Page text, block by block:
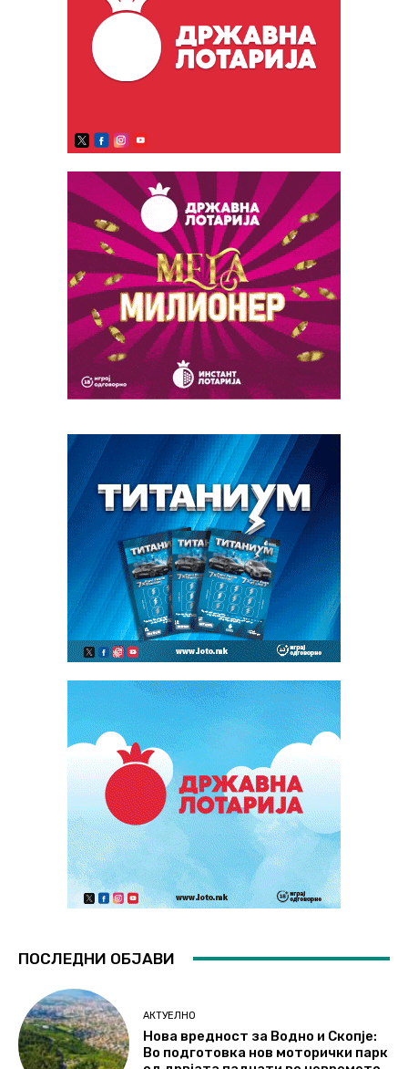
ПОСЛЕДНИ ОБЈАВИ
АКТУЕЛНО
Нова вредност за Водно и Скопје:
Во подготовка нов моторички парк